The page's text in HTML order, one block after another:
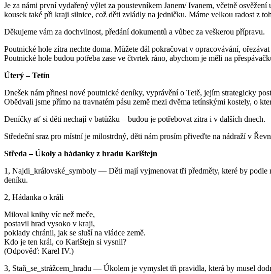
Je za námi první vydařený výlet za poustevníkem Janem/ Ivanem, včetně
kousek také při kraji silnice, což děti zvládly na jedničku. Máme velkou radost z
Děkujeme vám za dochvilnost, předání dokumentů a vůbec za veškerou přípravu.
Poutnické hole zítra nechte doma. Můžete dál pokračovat v opracovávání,
Poutnické hole budou potřeba zase ve čtvrtek ráno, abychom je měli na
Úterý – Tetín
Dnešek nám přinesl nové poutnické deníky, vyprávění o Tetě, jejím strategicky
Obědvali jsme přímo na travnatém pásu země mezi dvěma tetínskými kostely, o
Deníčky ať si děti nechají v batůžku – budou je potřebovat zitra i v dalších dnech.
Středeční sraz pro místní je milostrdný, děti nám prosím přiveďte na nádraží v
Středa – Úkoly a hádanky z hradu Karlštejn
1, Najdi_královské_symboly — Děti mají vyjmenovat tři předměty, které by
deníku.
2, Hádanka o králi
Miloval knihy víc než meče,
postavil hrad vysoko v kraji,
poklady chránil, jak se sluší na vládce země.
Kdo je ten král, co Karlštejn si vysnil?
(Odpověď: Karel IV.)
3, Staň_se_strážcem_hradu — Úkolem je vymyslet tři pravidla, která by musel